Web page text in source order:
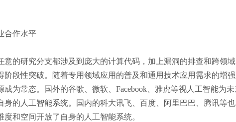
作水平
研究分支都涉及到庞大的计算代码，加上漏洞的排查和跨领域
阶段性突破。随着专用领域应用的普及和通用技术应用需求的增
为常态。国外的谷歌、微软、Facebook、雅虎等视人工智能为
身的人工智能系统。国内的科大讯飞、百度、阿里巴巴、腾讯等
和空间开放了自身的人工智能系统。